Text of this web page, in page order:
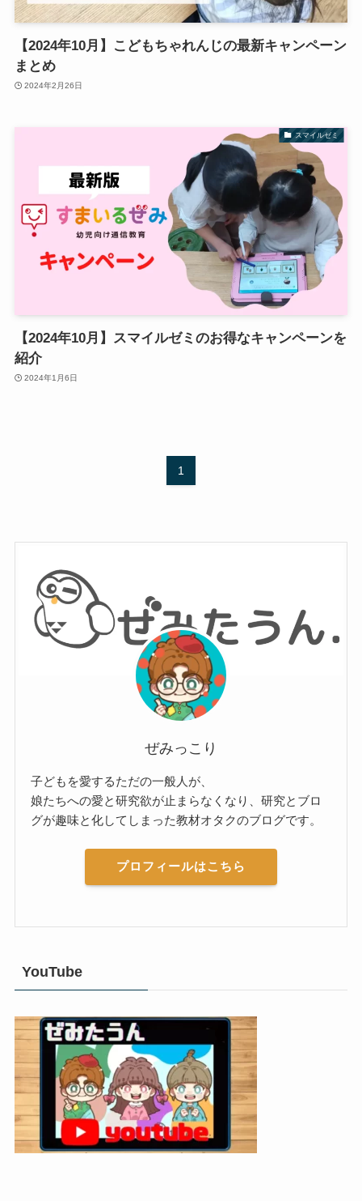
【2024年10月】こどもちゃれんじの最新キャンペーン
まとめ
2024年2月26日
スマイルゼミ
【2024年10月】スマイルゼミのお得なキャンペーンを
紹介
2024年1月6日
1
ぜみっこり
子どもを愛するただの一般人が、
娘たちへの愛と研究欲が止まらなくなり、研究とブロ
グが趣味と化してしまった教材オタクのブログです。
プロフィールはこちら
YouTube